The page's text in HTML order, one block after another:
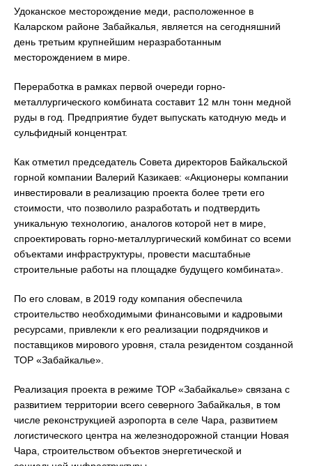
Удоканское месторождение меди, расположенное в
Каларском районе Забайкалья, является на сегодняшний
день третьим крупнейшим неразработанным
месторождением в мире.
Переработка в рамках первой очереди горно-
металлургического комбината составит 12 млн тонн медной
руды в год. Предприятие будет выпускать катодную медь и
сульфидный концентрат.
Как отметил председатель Совета директоров Байкальской
горной компании Валерий Казикаев: «Акционеры компании
инвестировали в реализацию проекта более трети его
стоимости, что позволило разработать и подтвердить
уникальную технологию, аналогов которой нет в мире,
спроектировать горно-металлургический комбинат со всеми
объектами инфраструктуры, провести масштабные
строительные работы на площадке будущего комбината».
По его словам, в 2019 году компания обеспечила
строительство необходимыми финансовыми и кадровыми
ресурсами, привлекли к его реализации подрядчиков и
поставщиков мирового уровня, стала резидентом созданной
ТОР «Забайкалье».
Реализация проекта в режиме ТОР «Забайкалье» связана с
развитием территории всего северного Забайкалья, в том
числе реконструкцией аэропорта в селе Чара, развитием
логистического центра на железнодорожной станции Новая
Чара, строительством объектов энергетической и